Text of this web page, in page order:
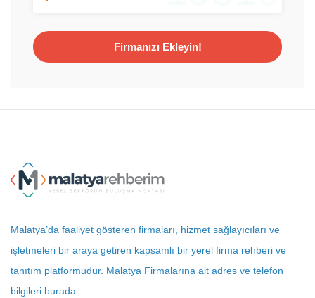
Firmanızı Ekleyin!
Malatya’da faaliyet gösteren firmaları, hizmet sağlayıcıları ve
işletmeleri bir araya getiren kapsamlı bir yerel firma rehberi ve
tanıtım platformudur. Malatya Firmalarına ait adres ve telefon
bilgileri burada.